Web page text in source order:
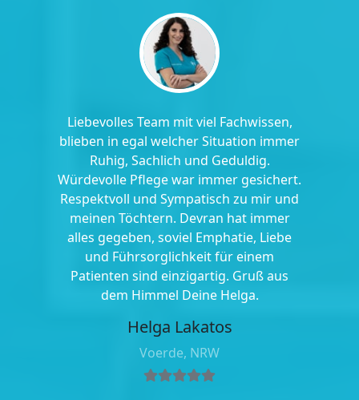
Liebevolles Team mit viel Fachwissen,
blieben in egal welcher Situation immer
Ruhig, Sachlich und Geduldig.
Würdevolle Pflege war immer gesichert.
Respektvoll und Sympatisch zu mir und
meinen Töchtern. Devran hat immer
alles gegeben, soviel Emphatie, Liebe
und Führsorglichkeit für einem
Patienten sind einzigartig. Gruß aus
dem Himmel Deine Helga.
Helga Lakatos
Voerde, NRW